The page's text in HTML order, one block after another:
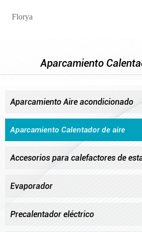
Florya
Aparcamiento
Aparcamiento Aire acondicionado
Aparcamiento Calentador de aire
Accesorios para calefactores de
Evaporador
Precalentador eléctrico